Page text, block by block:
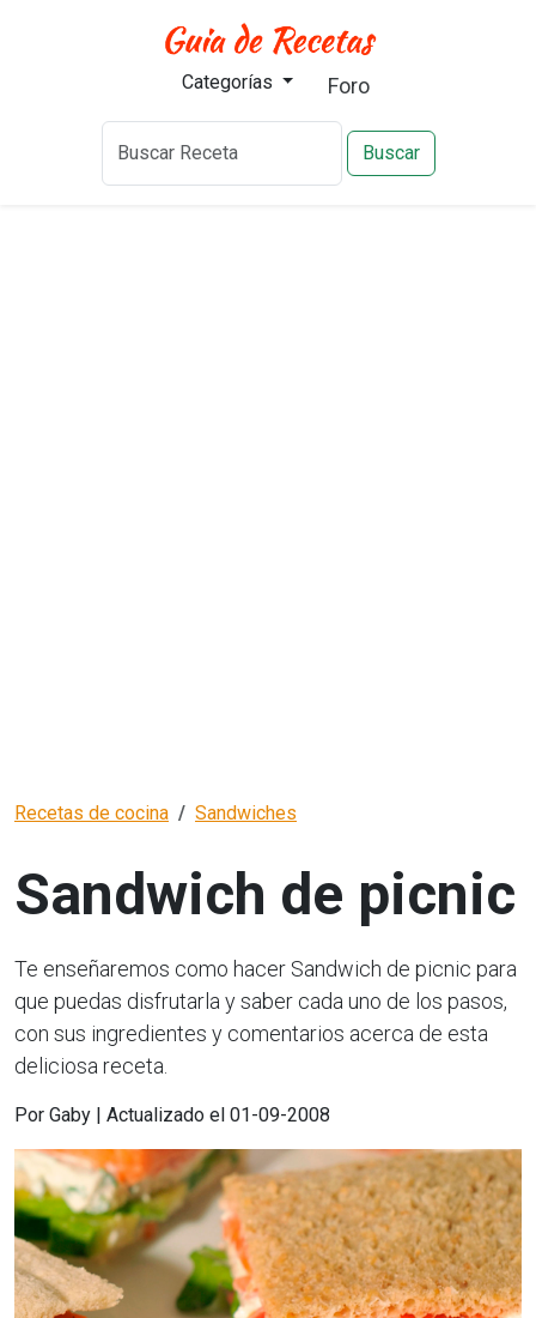
Categorías Foro
Buscar
Recetas de cocina Sandwiches
Sandwich de picnic
Te enseñaremos como hacer Sandwich de picnic para
que puedas disfrutarla y saber cada uno de los pasos,
con sus ingredientes y comentarios acerca de esta
deliciosa receta.
Por Gaby | Actualizado el 01-09-2008